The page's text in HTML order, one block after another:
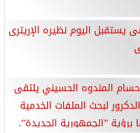
يستقبل اليوم نظيره الإريترى
حسام المندوه الحسيني يلتقى
لبحث الملفات الخدمية
برؤية ”الجمهورية الجديدة”.